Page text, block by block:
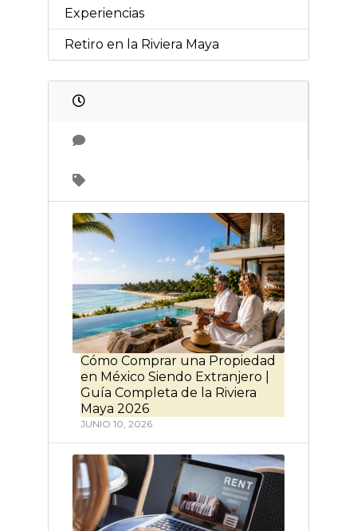
Experiencias
Retiro en la Riviera Maya
Cómo Comprar una Propiedad
en México Siendo Extranjero |
Guía Completa de la Riviera
Maya 2026
JUNIO 10, 2026